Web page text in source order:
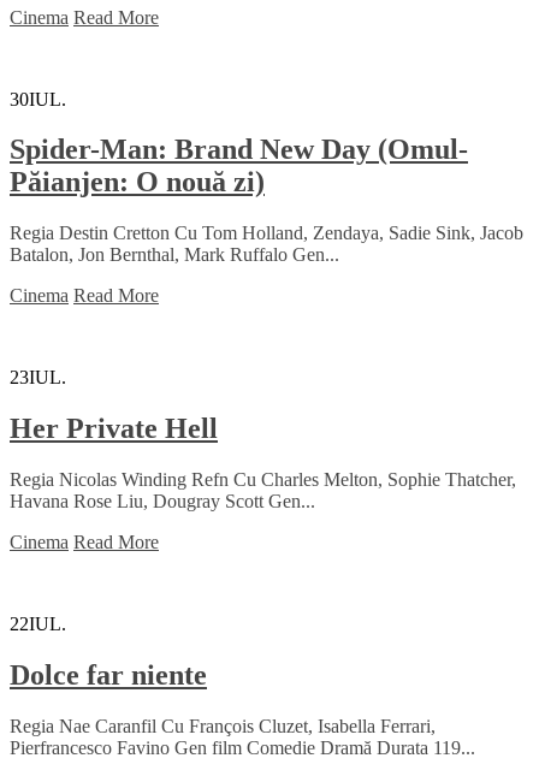
Cinema Read More
30IUL.
Spider-Man: Brand New Day (Omul-
Păianjen: O nouă zi)
Regia Destin Cretton Cu Tom Holland, Zendaya, Sadie Sink, Jacob
Batalon, Jon Bernthal, Mark Ruffalo Gen...
Cinema Read More
23IUL.
Her Private Hell
Regia Nicolas Winding Refn Cu Charles Melton, Sophie Thatcher,
Havana Rose Liu, Dougray Scott Gen...
Cinema Read More
22IUL.
Dolce far niente
Regia Nae Caranfil Cu François Cluzet, Isabella Ferrari,
Pierfrancesco Favino Gen film Comedie Dramă Durata 119...